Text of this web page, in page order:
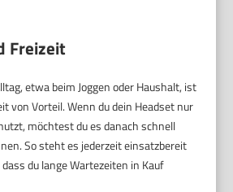
Freizeit
etwa beim Joggen oder Haushalt, ist
von Vorteil. Wenn du dein Headset nur
möchtest du es danach schnell
So steht es jederzeit einsatzbereit
du lange Wartezeiten in Kauf